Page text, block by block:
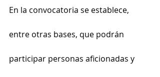
En la convocatoria se establece,
entre otras bases, que podrán
participar personas aficionadas y